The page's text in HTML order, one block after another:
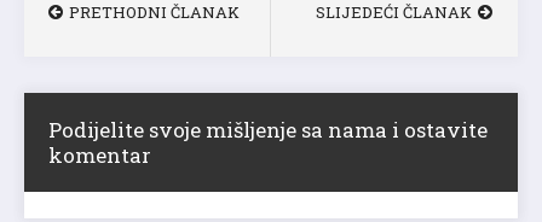
PRETHODNI ČLANAK SLIJEDEĆI ČLANAK
Podijelite svoje mišljenje sa nama i ostavite
komentar